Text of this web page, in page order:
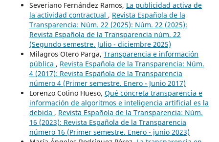
Severiano Fernández Ramos, La publicidad activa de
la actividad contractual , Revista Española de la
Transparencia: Núm. 22 (2025): Núm. 22 (2025):
Revista Española de la Transparencia núm. 22
(Segundo semestre. Julio - diciembre 2025)
Milagros Otero Parga, Transparencia e información
pública , Revista Española de la Transparencia: Núm.
4 (2017): Revista Española de la Transparencia
número 4 (Primer semestre. Enero - Junio 2017)
Lorenzo Cotino Hueso, Qué concreta transparencia e
información de algoritmos e inteligencia artificial es la
debida , Revista Española de la Transparencia: Núm.
16 (2023): Revista Española de la Transparencia
número 16 (Primer semestre. Enero - junio 2023)